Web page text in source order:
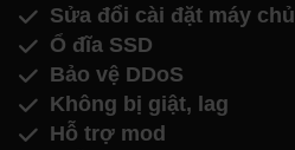
Sửa đổi cài đặt máy chủ
Ổ đĩa SSD
Bảo vệ DDoS
Không bị giật, lag
Hỗ trợ mod